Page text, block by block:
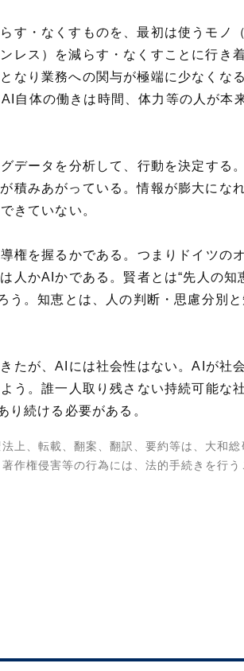
す・なくすものを、最初は使うモノ
レス）を減らす・なくすことに行き
なり業務への関与が極端に少なくな
自体の働きは時間、体力等の人が
データを分析して、行動を決定する
積みあがっている。情報が膨大にな
きていない。
権を握るかである。つまりドイツの
人かAIかである。賢者とは“先人の
う。知恵とは、人の判断・思慮分別
たが、AIには社会性はない。AIが社
う。誰一人取り残さない持続可能な
り続ける必要がある。
上、転載、翻案、翻訳、要約等は、大和
作権侵害等の行為には、法的手続きを行